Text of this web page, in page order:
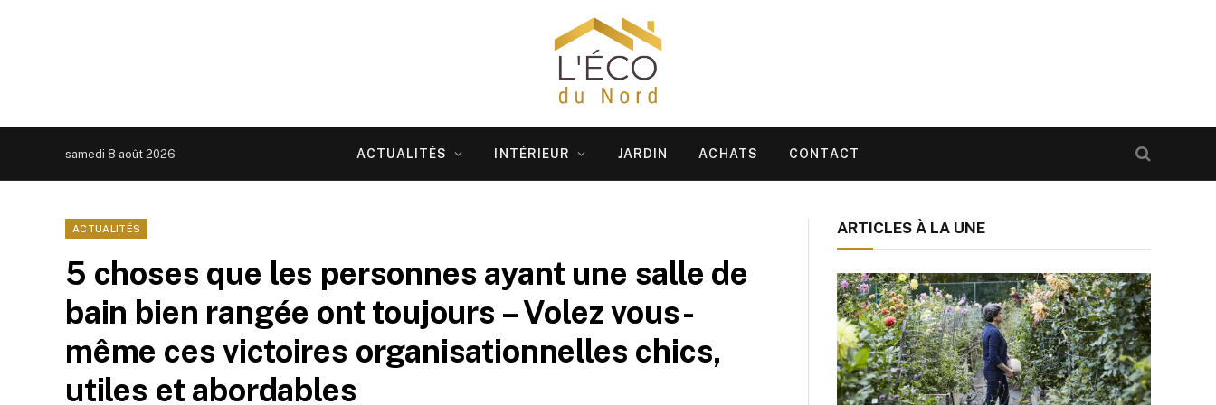
samedi 8 août 2026 ACTUALITÉS INTÉRIEUR JARDIN ACHATS CONTACT
ACTUALITÉS
5 choses que les personnes ayant une salle de
bain bien rangée ont toujours – Volez vous-
même ces victoires organisationnelles chics,
utiles et abordables
ARTICLES À LA UNE